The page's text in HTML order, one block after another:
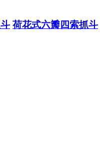
荷花式六瓣四索抓斗